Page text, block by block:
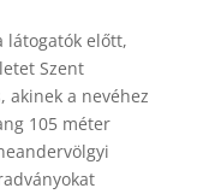
látogatók előtt,
Szent
akinek a nevéhez
105 méter